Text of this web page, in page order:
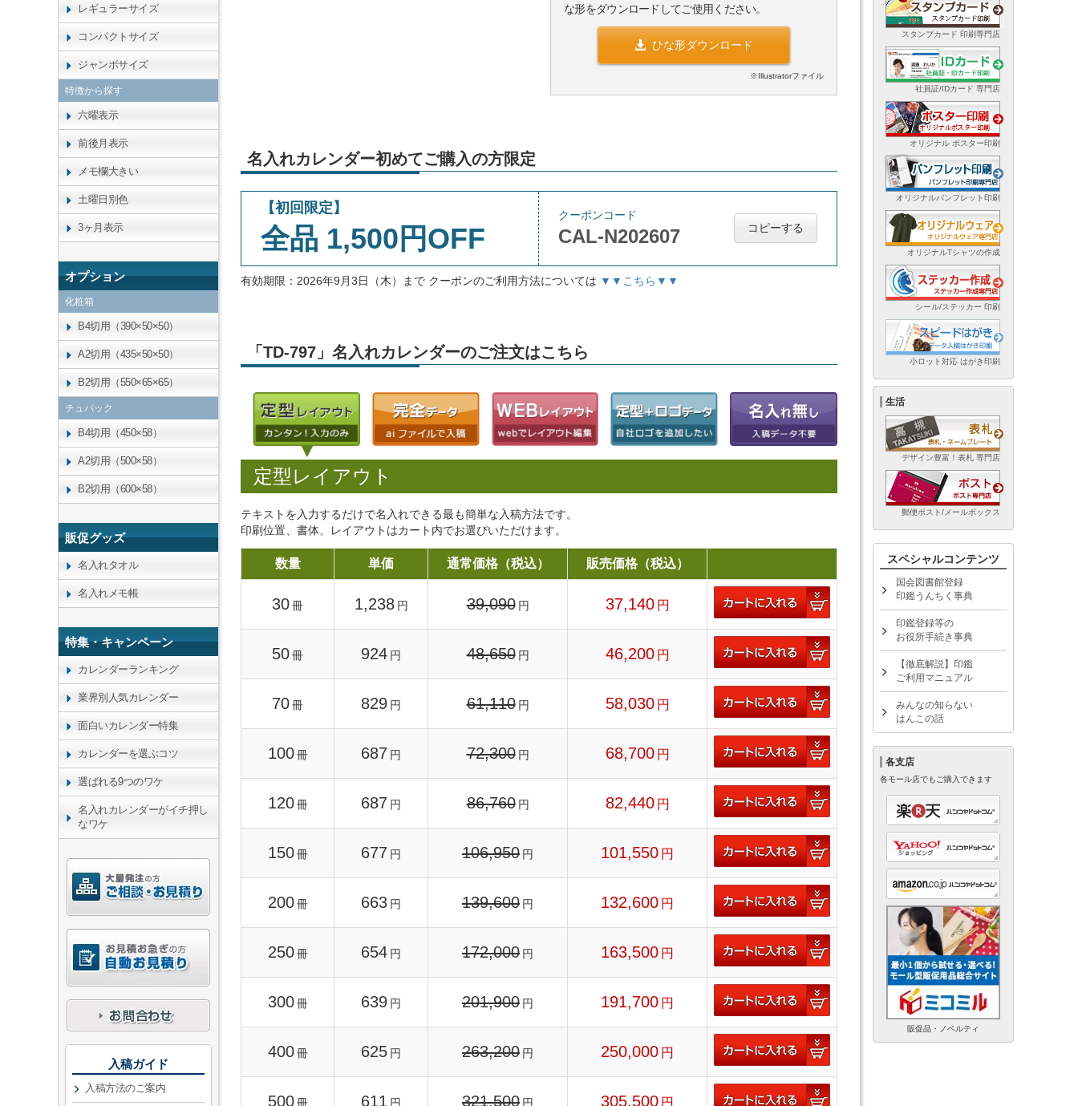
な形をダウンロードしてご使用ください。
ひな形ダウンロード
※Illustratorファイル
名入れカレンダー初めてご購入の方限定
【初回限定】
全品 1,500円OFF
クーポンコード
CAL-N202607 コピーする
有効期限：2026年9月3日（木）まで クーポンのご利用方法については ▼▼こちら▼▼
「TD-797」名入れカレンダーのご注文はこちら
定型レイアウト
テキストを入力するだけで名入れできる最も簡単な入稿方法です。
印刷位置、書体、レイアウトはカート内でお選びいただけます。
数量 単価 通常価格（税込） 販売価格（税込）
30冊 1,238 円 39,090 円 37,140 円
50冊 924 円 48,650 円 46,200 円
70冊 829 円 61,110 円 58,030 円
100 冊 687 円 72,300 円 68,700 円
120 冊 687 円 86,760 円 82,440 円
150 冊 677 円 106,950 円 101,550 円
200 冊 663 円 139,600 円 132,600 円
250 冊 654 円 172,000 円 163,500 円
300 冊 639 円 201,900 円 191,700 円
400 冊 625 円 263,200 円 250,000 円
500 冊 611 円 321,500 円 305,500 円
レギュラーサイズ
コンパクトサイズ
ジャンボサイズ
特徴から探す
六曜表示
前後月表示
メモ欄大きい
土曜日別色
3ヶ月表示
オプション
化粧箱
B4切用（390×50×50）
A2切用（435×50×50）
B2切用（550×65×65）
チュパック
B4切用（450×58）
A2切用（500×58）
B2切用（600×58）
販促グッズ
名入れタオル
名入れメモ帳
特集・キャンペーン
カレンダーランキング
業界別人気カレンダー
面白いカレンダー特集
カレンダーを選ぶコツ
選ばれる9つのワケ
名入れカレンダーがイチ押し
なワケ
入稿ガイド
入稿方法のご案内
スタンプカード 印刷専門店
社員証/IDカード 専門店
オリジナル ポスター印刷
オリジナルパンフレット印刷
オリジナルTシャツの作成
シール/ステッカー 印刷
小ロット対応 はがき印刷
生活
デザイン豊富！表札 専門店
郵便ポスト/メールボックス
スペシャルコンテンツ
国会図書館登録
印鑑うんちく事典
印鑑登録等の
お役所手続き事典
【徹底解説】印鑑
ご利用マニュアル
みんなの知らない
はんこの話
各支店
各モール店でもご購入できます
販促品・ノベルティ